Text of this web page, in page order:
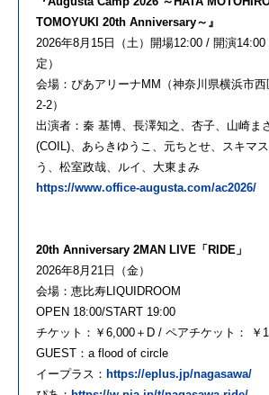
TOMOYUKI 20th Anniversary～』
2026年8月15日（土）開場12:00 / 開演
定）
会場：ぴあアリーナMM（神奈川県横浜市
2-2）
出演者：秦 基博、長澤知之、杏子、山崎ま
(COIL)、あらきゆうこ、元ちとせ、スキマ
う、松室政哉、ルイ、大東まみ
https://www.office-augusta.com/ac2026/
20th Anniversary 2MAN LIVE「RIDE」
2026年8月21日（金）
会場：恵比寿LIQUIDROOM
OPEN 18:00/START 19:00
チケット：￥6,000＋D / ペアチケット： ￥
GUEST：a flood of circle
イープラス： https://eplus.jp/nagasawa/